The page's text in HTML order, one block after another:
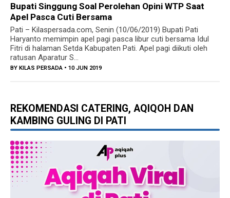
Bupati Singgung Soal Perolehan Opini WTP Saat
Apel Pasca Cuti Bersama
Pati – Kilaspersada.com, Senin (10/06/2019) Bupati Pati
Haryanto memimpin apel pagi pasca libur cuti bersama Idul
Fitri di halaman Setda Kabupaten Pati. Apel pagi diikuti oleh
ratusan Aparatur S...
BY KILAS PERSADA • 10 JUN 2019
REKOMENDASI CATERING, AQIQOH DAN
KAMBING GULING DI PATI